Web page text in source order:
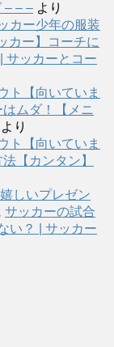
– – – より
カー少年の服装
カー】コーチに
サッカーとコー
ト【向いていま
はムダ！【メニ
より
ト【向いていま
【カンタン】
しいプレゼン
サッカーの試合
い？ | サッカー